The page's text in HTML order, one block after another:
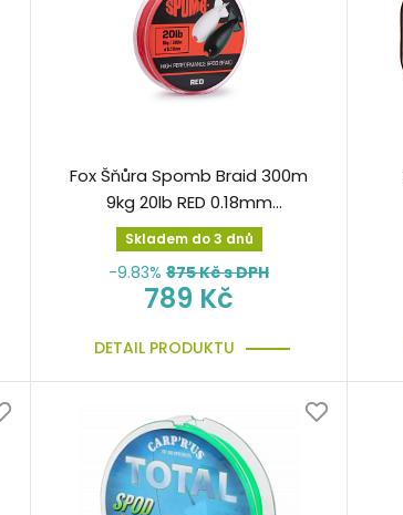
Fox Šňůra Spomb Braid 300m
9kg 20lb RED 0.18mm
odhozová, červená
Skladem do 3 dnů
-9.83% 875Kč s DPH
789 Kč
DETAIL PRODUKTU